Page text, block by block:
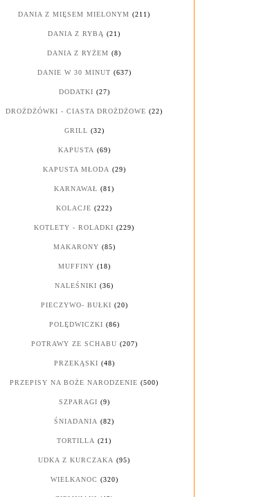
DANIA Z MIĘSEM MIELONYM (211)
DANIA Z RYBĄ (21)
DANIA Z RYŻEM (8)
DANIE W 30 MINUT (637)
DODATKI (27)
DROŻDŻÓWKI - CIASTA DROŻDŻOWE (22)
GRILL (32)
KAPUSTA (69)
KAPUSTA MŁODA (29)
KARNAWAŁ (81)
KOLACJE (222)
KOTLETY - ROLADKI (229)
MAKARONY (85)
MUFFINY (18)
NALEŚNIKI (36)
PIECZYWO- BUŁKI (20)
POLĘDWICZKI (86)
POTRAWY ZE SCHABU (207)
PRZEKĄSKI (48)
PRZEPISY NA BOŻE NARODZENIE (500)
SZPARAGI (9)
ŚNIADANIA (82)
TORTILLA (21)
UDKA Z KURCZAKA (95)
WIELKANOC (320)